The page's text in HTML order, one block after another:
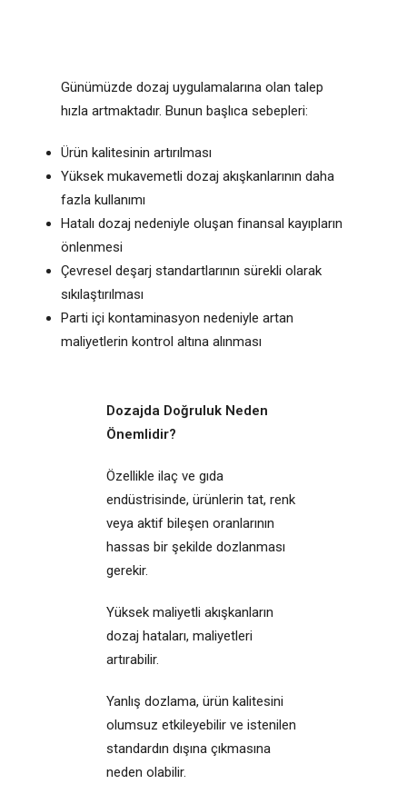
Günümüzde dozaj uygulamalarına olan talep
hızla artmaktadır. Bunun başlıca sebepleri:
Ürün kalitesinin artırılması
Yüksek mukavemetli dozaj akışkanlarının daha
fazla kullanımı
Hatalı dozaj nedeniyle oluşan finansal kayıpların
önlenmesi
Çevresel deşarj standartlarının sürekli olarak
sıkılaştırılması
Parti içi kontaminasyon nedeniyle artan
maliyetlerin kontrol altına alınması
Dozajda Doğruluk Neden
Önemlidir?
Özellikle ilaç ve gıda
endüstrisinde, ürünlerin tat, renk
veya aktif bileşen oranlarının
hassas bir şekilde dozlanması
gerekir.
Yüksek maliyetli akışkanların
dozaj hataları, maliyetleri
artırabilir.
Yanlış dozlama, ürün kalitesini
olumsuz etkileyebilir ve istenilen
standardın dışına çıkmasına
neden olabilir.